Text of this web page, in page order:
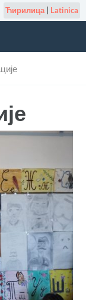
Ћирилица| Latinica